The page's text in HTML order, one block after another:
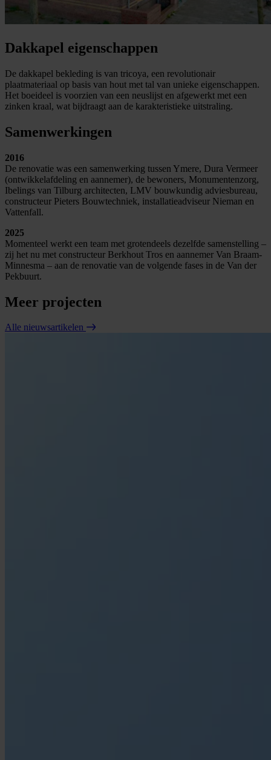
Dakkapel eigenschappen
De dakkapel bekleding is van tricoya, een revolutionair
plaatmateriaal op basis van hout met tal van unieke eigenschappen.
Het boeideel is voorzien van een neuslijst en afgewerkt met een
zinken kraal, wat bijdraagt aan de karakteristieke uitstraling.
Samenwerkingen
2016
De renovatie was een samenwerking tussen Ymere, Dura Vermeer
(ontwikkelafdeling en aannemer), de bewoners, Monumentenzorg,
Ibelings van Tilburg architecten, LMV bouwkundig adviesbureau,
constructeur Pieters Bouwtechniek, installatieadviseur Nieman en
Vattenfall.
2025
Momenteel werkt een team met grotendeels dezelfde samenstelling –
zij het nu met constructeur Berkhout Tros en aannemer Van Braam-
Minnesma – aan de renovatie van de volgende fases in de Van der
Pekbuurt.
Meer projecten
Alle nieuwsartikelen